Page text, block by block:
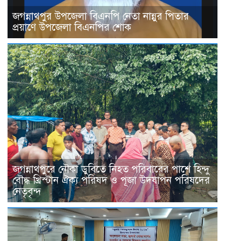
জগন্নাথপুর উপজেলা বিএনপি নেতা নান্নুর পিতার
প্রয়াণে উপজেলা বিএনপির শোক
জগন্নাথপুরে নৌকা ডুবিতে নিহত পরিবারের পাশে হিন্দু
বৌদ্ধ খ্রিস্টান ঐক্য পরিষদ ও পূজা উদযাপন পরিষদের
নেতৃবৃন্দ